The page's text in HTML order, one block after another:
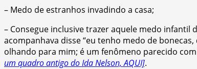
– Medo de estranhos invadindo a casa;
– Consegue inclusive trazer aquele medo infantil
acompanhava disse “eu tenho medo de
olhando para mim; é um fenômeno parecido
um quadro antigo do Ida Nelson, AQUI].